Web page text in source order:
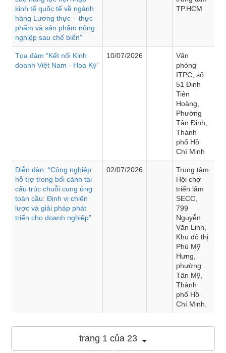
kinh tế quốc tế về ngành
hàng Lương thực – thực
phẩm và sản phẩm nông
nghiệp sau chế biến”
TP.HCM
Tọa đàm “Kết nối Kinh
doanh Việt Nam - Hoa Kỳ”
10/07/2026
Văn
phòng
ITPC, số
51 Đinh
Tiên
Hoàng,
Phường
Tân Định,
Thành
phố Hồ
Chí Minh
Diễn đàn: “Công nghiệp
hỗ trợ trong bối cảnh tái
cấu trúc chuỗi cung ứng
toàn cầu: Định vị chiến
lược và giải pháp phát
triển cho doanh nghiệp”
02/07/2026
Trung tâm
Hội chợ
triển lãm
SECC,
799
Nguyễn
Văn Linh,
Khu đô thị
Phú Mỹ
Hưng,
phường
Tân Mỹ,
Thành
phố Hồ
Chí Minh.
trang 1 của 23